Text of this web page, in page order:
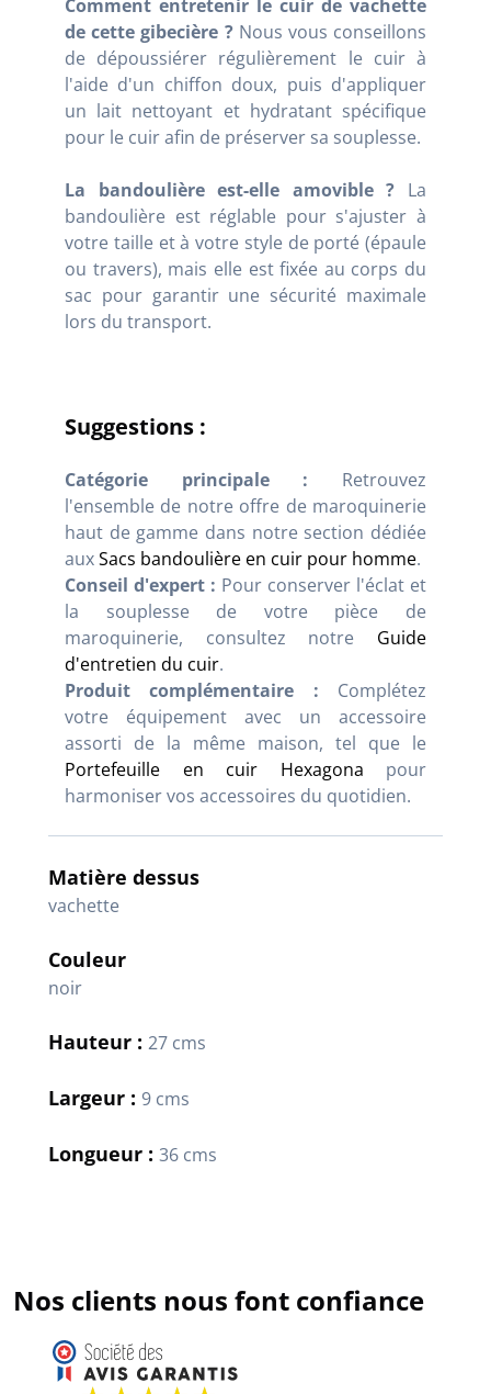
Comment entretenir le cuir de vachette
de cette gibecière ?Nous vous conseillons
de dépoussiérer régulièrement le cuir à
l'aide d'un chiffon doux, puis d'appliquer
un lait nettoyant et hydratant spécifique
pour le cuir afin de préserver sa souplesse.
La bandoulière est-elle amovible ? La
bandoulière est réglable pour s'ajuster à
votre taille et à votre style de porté (épaule
ou travers), mais elle est fixée au corps du
sac pour garantir une sécurité maximale
lors du transport.
Suggestions :
Catégorie principale : Retrouvez
l'ensemble de notre offre de maroquinerie
haut de gamme dans notre section dédiée
auxSacs bandoulière en cuir pour homme.
Conseil d'expert : Pour conserver l'éclat et
la souplesse de votre pièce de
maroquinerie, consultez notre Guide
d'entretien du cuir.
Produit complémentaire : Complétez
votre équipement avec un accessoire
assorti de la même maison, tel que le
Portefeuille en cuir Hexagona pour
harmoniser vos accessoires du quotidien.
Matière dessus
vachette
Couleur
noir
Hauteur : 27 cms
Largeur : 9 cms
Longueur : 36 cms
Nos clients nous font confiance